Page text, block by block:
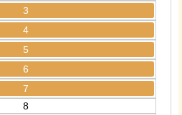
3
4
5
6
7
8